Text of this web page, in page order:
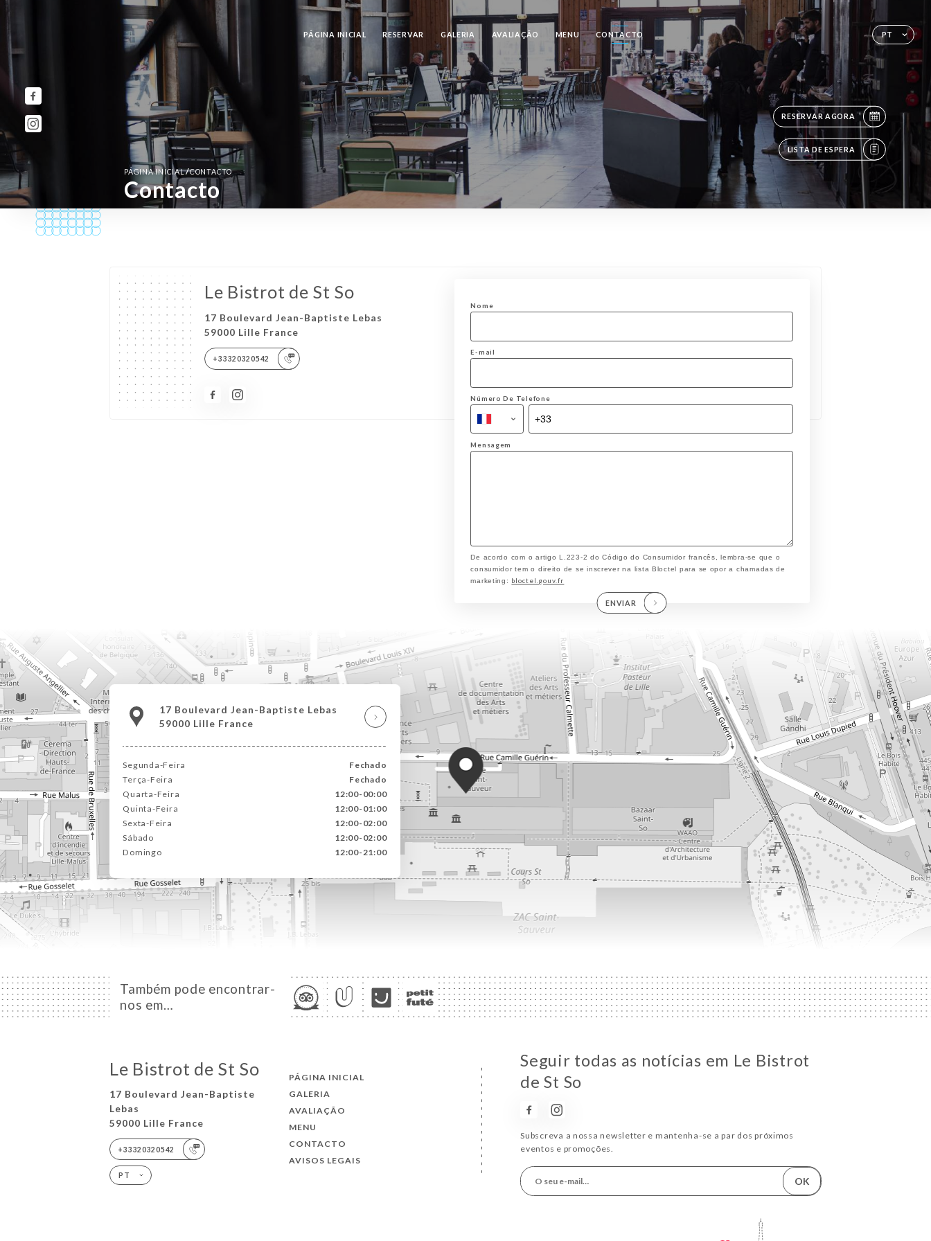
PT
PÁGINA INICIAL RESERVAR GALERIA AVALIAÇÃO MENU CONTACTO
RESERVAR AGORA
LISTA DE ESPERA
PÁGINA INICIAL/CONTACTO
Contacto
Le Bistrot de St So
17 Boulevard Jean-Baptiste Lebas
59000 Lille France
+33320320542
Nome
E-mail
Número De Telefone
Mensagem
De acordo com o artigo L.223-2 do Código do Consumidor francês, lembra-se que o
consumidor tem o direito de se inscrever na lista Bloctel para se opor a chamadas de
marketing: bloctel.gouv.fr
ENVIAR
17 Boulevard Jean-Baptiste Lebas
59000 Lille France
Segunda-Feira
Fechado
Terça-Feira
Fechado
Quarta-Feira
12:00-00:00
Quinta-Feira
12:00-01:00
Sexta-Feira
12:00-02:00
Sábado
12:00-02:00
Domingo
12:00-21:00
Também pode encontrar-
nos em…
Le Bistrot de St So
17 Boulevard Jean-Baptiste
Lebas
59000 Lille France
+33320320542
PT
PÁGINA INICIAL
GALERIA
AVALIAÇÃO
MENU
CONTACTO
AVISOS LEGAIS
Seguir todas as notícias em Le Bistrot
de St So
Subscreva a nossa newsletter e mantenha-se a par dos próximos
eventos e promoções.
OK